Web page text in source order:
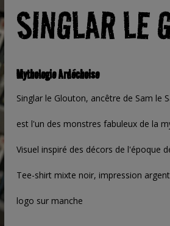
SINGLAR LE
Mythologie Ardéchoise
Singlar le Glouton, ancêtre de Sam le
est l'un des monstres fabuleux de la
Visuel inspiré des décors de l'époque
Tee-shirt mixte noir, impression argent
logo sur manche